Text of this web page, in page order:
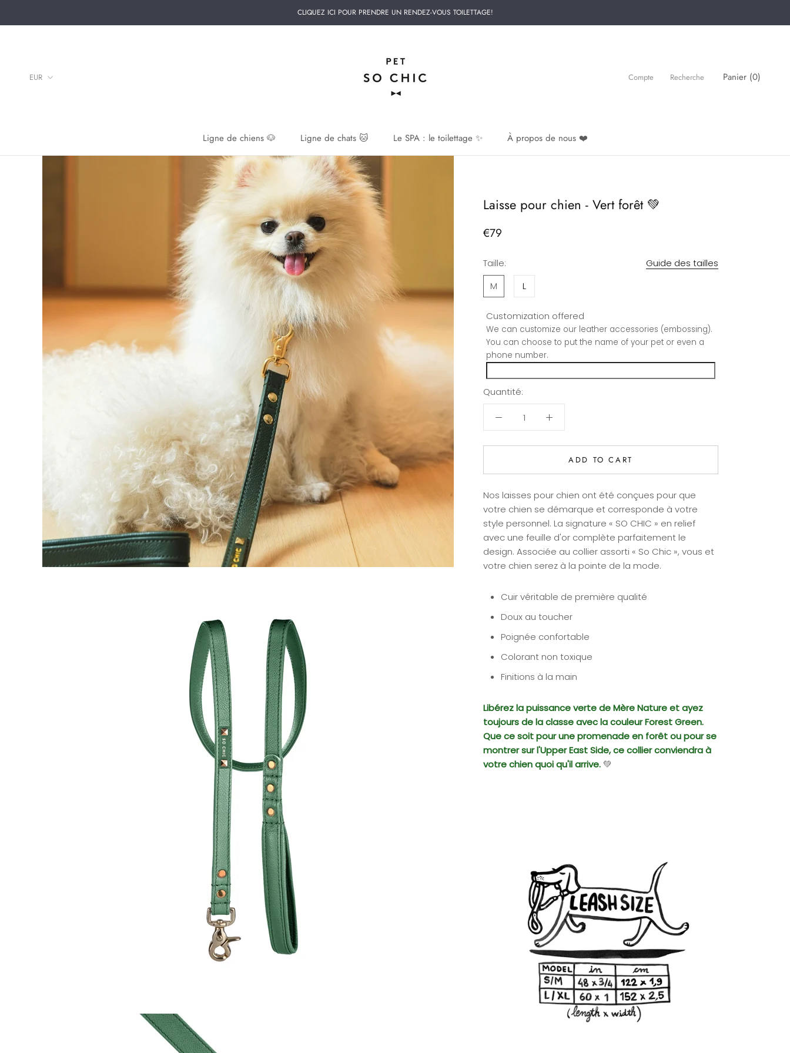
CLIQUEZ ICI POUR PRENDRE UN RENDEZ-VOUS TOILETTAGE!
Ligne de chiens 🐶
Ligne de chats 🐱 Le SPA : le toilettage ✨ À propos de nous ❤️
Compte Recherche Panier (0)
Laisse pour chien - Vert forêt 💚
€79
Taille:
Guide des tailles
M
L
Customization offered
We can customize our leather accessories (embossing).
You can choose to put the name of your pet or even a
phone number.
Quantité:
ADD TO CART
Nos laisses pour chien ont été conçues pour que
votre chien se démarque et corresponde à votre
style personnel. La signature « SO CHIC » en relief
avec une feuille d'or complète parfaitement le
design. Associée au collier assorti « So Chic », vous et
votre chien serez à la pointe de la mode.
Cuir véritable de première qualité
Doux au toucher
Poignée confortable
Colorant non toxique
Finitions à la main
Libérez la puissance verte de Mère Nature et ayez
toujours de la classe avec la couleur Forest Green.
Que ce soit pour une promenade en forêt ou pour se
montrer sur l'Upper East Side, ce collier conviendra à
votre chien quoi qu'il arrive. 💚